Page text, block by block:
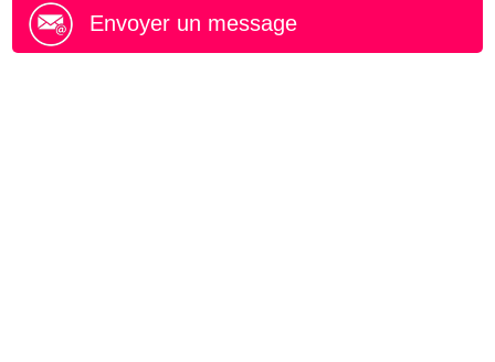
Envoyer un message